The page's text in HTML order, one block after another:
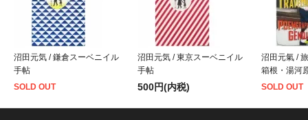
沼田元気 / 鎌倉スーベニイル
手帖
SOLD OUT
沼田元気 / 東京スーベニイル
手帖
500円(内税)
沼田元氣 /
箱根・湯河
SOLD OUT